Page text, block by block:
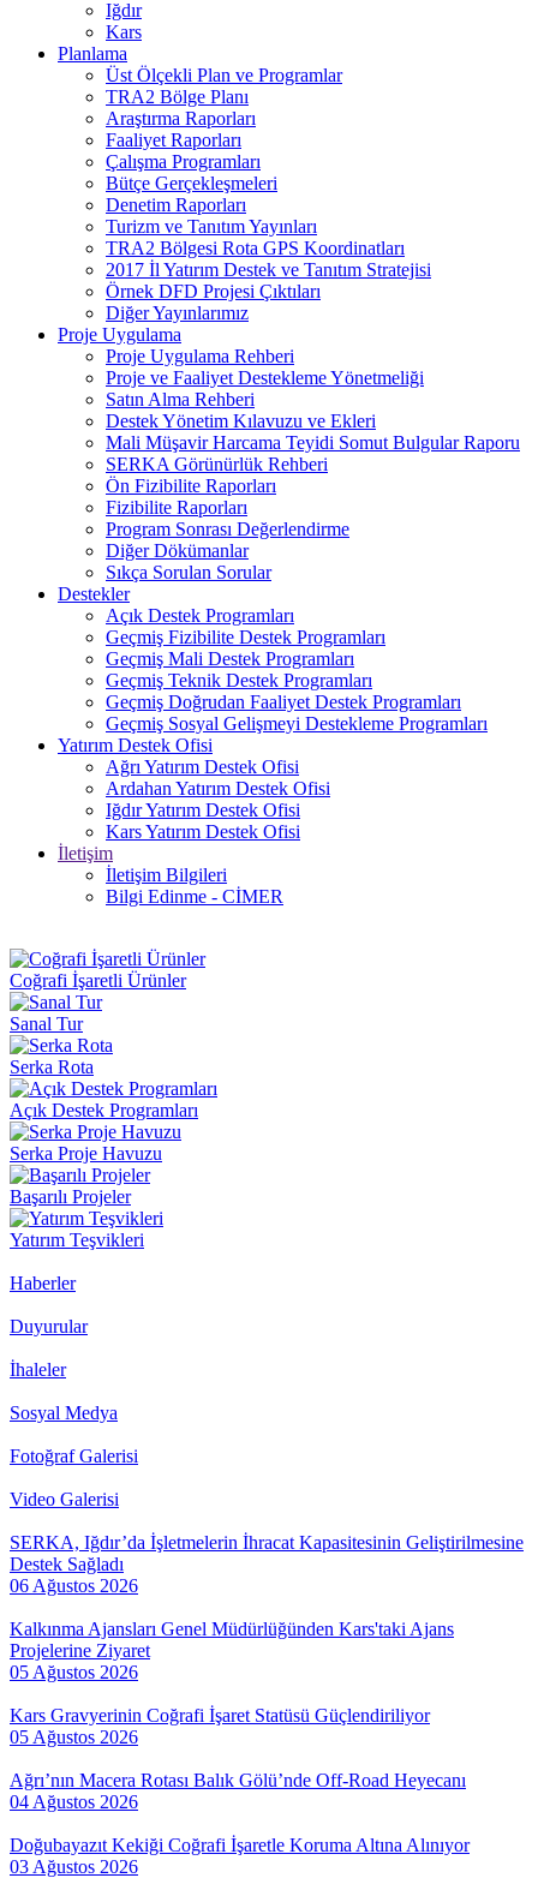
Iğdır
Kars
Planlama
Üst Ölçekli Plan ve Programlar
TRA2 Bölge Planı
Araştırma Raporları
Faaliyet Raporları
Çalışma Programları
Bütçe Gerçekleşmeleri
Denetim Raporları
Turizm ve Tanıtım Yayınları
TRA2 Bölgesi Rota GPS Koordinatları
2017 İl Yatırım Destek ve Tanıtım Stratejisi
Örnek DFD Projesi Çıktıları
Diğer Yayınlarımız
Proje Uygulama
Proje Uygulama Rehberi
Proje ve Faaliyet Destekleme Yönetmeliği
Satın Alma Rehberi
Destek Yönetim Kılavuzu ve Ekleri
Mali Müşavir Harcama Teyidi Somut Bulgular Raporu
SERKA Görünürlük Rehberi
Ön Fizibilite Raporları
Fizibilite Raporları
Program Sonrası Değerlendirme
Diğer Dökümanlar
Sıkça Sorulan Sorular
Destekler
Açık Destek Programları
Geçmiş Fizibilite Destek Programları
Geçmiş Mali Destek Programları
Geçmiş Teknik Destek Programları
Geçmiş Doğrudan Faaliyet Destek Programları
Geçmiş Sosyal Gelişmeyi Destekleme Programları
Yatırım Destek Ofisi
Ağrı Yatırım Destek Ofisi
Ardahan Yatırım Destek Ofisi
Iğdır Yatırım Destek Ofisi
Kars Yatırım Destek Ofisi
İletişim
İletişim Bilgileri
Bilgi Edinme - CİMER
Coğrafi İşaretli Ürünler
Sanal Tur
Serka Rota
Açık Destek Programları
Serka Proje Havuzu
Başarılı Projeler
Yatırım Teşvikleri
Haberler
Duyurular
İhaleler
Sosyal Medya
Fotoğraf Galerisi
Video Galerisi
SERKA, Iğdır’da İşletmelerin İhracat Kapasitesinin Geliştirilmesine
Destek Sağladı
06 Ağustos 2026
Kalkınma Ajansları Genel Müdürlüğünden Kars'taki Ajans
Projelerine Ziyaret
05 Ağustos 2026
Kars Gravyerinin Coğrafi İşaret Statüsü Güçlendiriliyor
05 Ağustos 2026
Ağrı’nın Macera Rotası Balık Gölü’nde Off-Road Heyecanı
04 Ağustos 2026
Doğubayazıt Kekiği Coğrafi İşaretle Koruma Altına Alınıyor
03 Ağustos 2026